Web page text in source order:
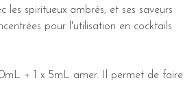
les spiritueux ambrés, et ses saveurs
pour l'utilisation en cocktails
+ 1 x 5mL amer. Il permet de faire